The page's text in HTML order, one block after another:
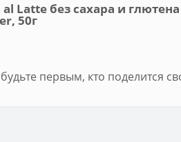
без сахара и глютена
50г
первым, кто поделится